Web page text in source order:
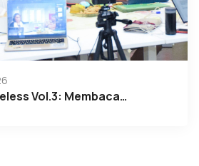
Vol.3: Membaca…